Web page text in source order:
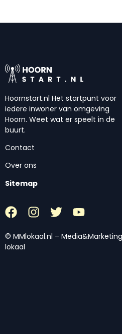
Hoornstart.nl Het startpunt voor
iedere inwoner van omgeving
Hoorn. Weet wat er speelt in de
buurt.
Contact
Over ons
Sitemap
© MMlokaal.nl – Media&Marketing
lokaal